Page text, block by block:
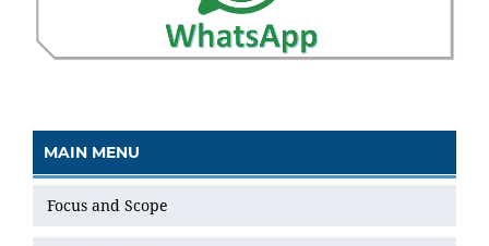
MAIN MENU
Focus and Scope